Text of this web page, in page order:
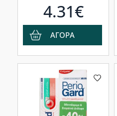
Πόνο της Ευαισθησίας &
Λευκό Χαμόγελο, 75ml
4.31€
ΑΓΟΡΑ